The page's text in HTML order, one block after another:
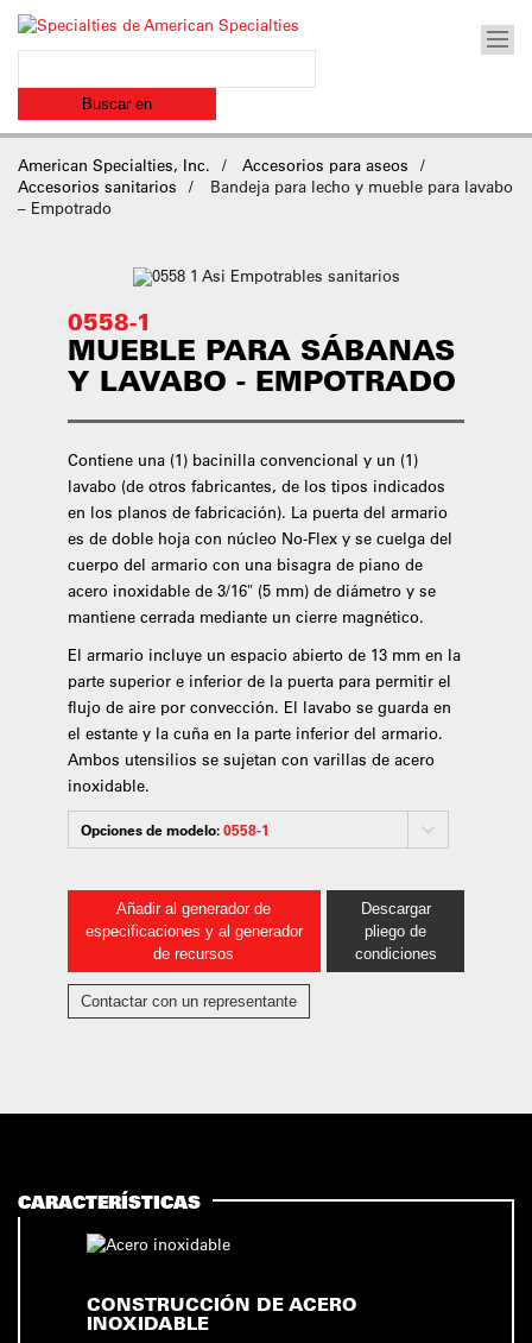
American Specialties, Inc.
Accesorios para aseos
Accesorios sanitarios
Bandeja para lecho y mueble para lavabo
– Empotrado
0558-1
MUEBLE PARA SÁBANAS
Y LAVABO - EMPOTRADO
Contiene una (1) bacinilla convencional y un (1)
lavabo (de otros fabricantes, de los tipos indicados
en los planos de fabricación). La puerta del armario
es de doble hoja con núcleo No-Flex y se cuelga del
cuerpo del armario con una bisagra de piano de
acero inoxidable de 3/16" (5 mm) de diámetro y se
mantiene cerrada mediante un cierre magnético.
El armario incluye un espacio abierto de 13 mm en la
parte superior e inferior de la puerta para permitir el
flujo de aire por convección. El lavabo se guarda en
el estante y la cuña en la parte inferior del armario.
Ambos utensilios se sujetan con varillas de acero
inoxidable.
Opciones de modelo:0558-1
Añadir al generador de
especificaciones y al generador
de recursos
Descargar
pliego de
condiciones
Contactar con un representante
CARACTERÍSTICAS
CONSTRUCCIÓN DE ACERO
INOXIDABLE